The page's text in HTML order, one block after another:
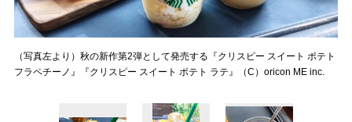
（写真左より）秋の新作第2弾として発売する『クリスピー スイート ポテト
フラペチーノ』『クリスピー スイート ポテト ラテ』（C）oricon ME inc.